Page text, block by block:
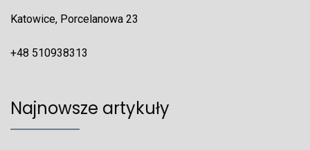
Katowice, Porcelanowa 23
+48 510938313
Najnowsze artykuły